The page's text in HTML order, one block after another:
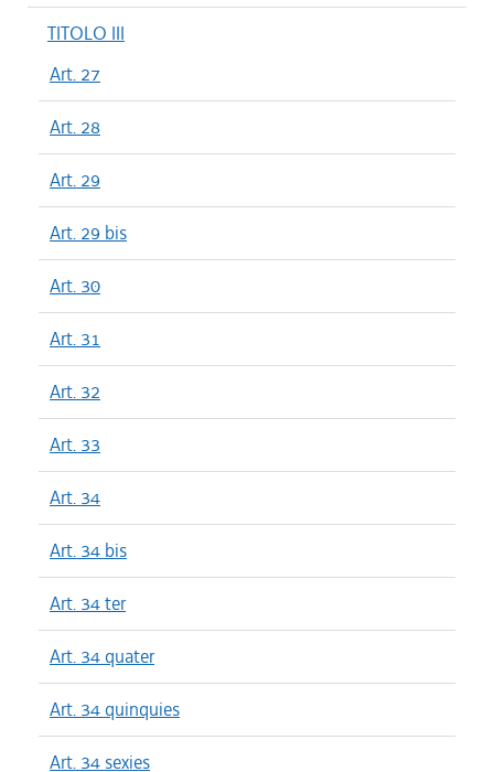
TITOLO III
Art. 27
Art. 28
Art. 29
Art. 29 bis
Art. 30
Art. 31
Art. 32
Art. 33
Art. 34
Art. 34 bis
Art. 34 ter
Art. 34 quater
Art. 34 quinquies
Art. 34 sexies